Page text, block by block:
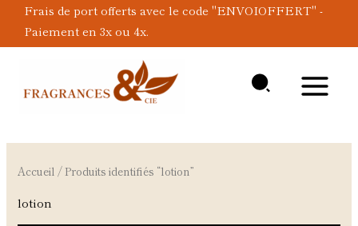
Aller
contenu
Frais de port offerts avec le code "ENVOIOFFERT" -
Paiement en 3x ou 4x.
Accueil / Produits identifiés “lotion”
lotion